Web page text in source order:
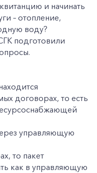
и начинать
– отопление,
воду?
подготовили
договорах, то есть
управляющую
то пакет
как в управляющую